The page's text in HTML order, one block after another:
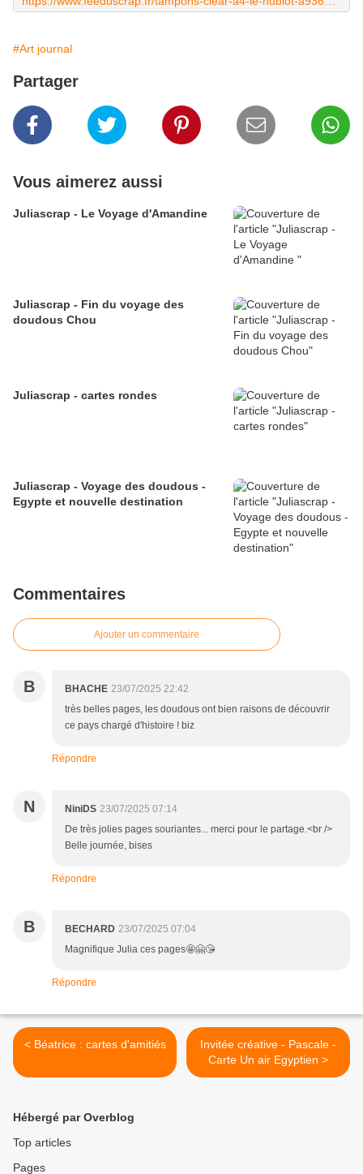
#Art journal
Partager
Vous aimerez aussi
Juliascrap - Le Voyage d'Amandine
Juliascrap - Fin du voyage des
doudous Chou
Juliascrap - cartes rondes
Juliascrap - Voyage des doudous -
Egypte et nouvelle destination
Commentaires
Ajouter un commentaire
B BHACHE 23/07/2025 22:42
très belles pages, les doudous ont bien raisons de découvrir
ce pays chargé d'histoire ! biz
Répondre
N NiniDS 23/07/2025 07:14
De très jolies pages souriantes... merci pour le partage.<br />
Belle journée, bises
Répondre
B BECHARD 23/07/2025 07:04
Magnifique Julia ces pages🤩🤗😘
Répondre
< Béatrice : cartes d'amitiés
Invitée créative - Pascale -
Carte Un air Egyptien >
Hébergé par Overblog
Top articles
Pages